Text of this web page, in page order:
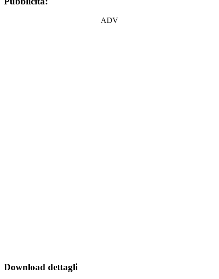
ADV
Download dettagli